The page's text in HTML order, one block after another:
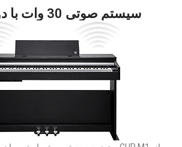
سیستم صوتی 30 وات با دو اسپیکر